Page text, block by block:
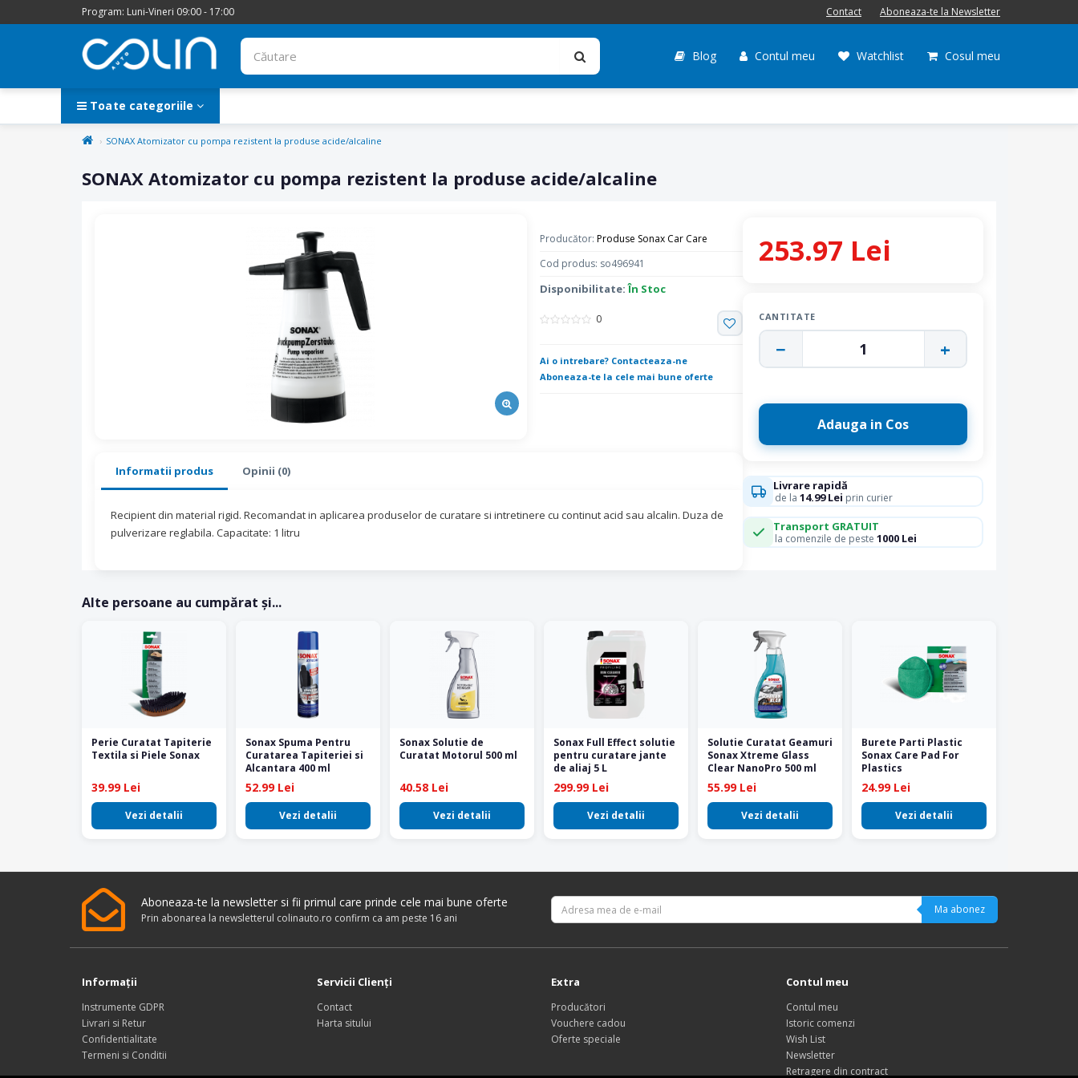
Program: Luni-Vineri 09:00 - 17:00 Contact Aboneaza-te la Newsletter
Blog Contul meu Watchlist Cosul meu
Toate categoriile
SONAX Atomizator cu pompa rezistent la produse acide/alcaline
SONAX Atomizator cu pompa rezistent la produse acide/alcaline
Producător: Produse Sonax Car Care
Cod produs: so496941
Disponibilitate:În Stoc
0
Ai o intrebare? Contacteaza-ne
Aboneaza-te la cele mai bune oferte
Informatii produs Opinii (0)
Recipient din material rigid. Recomandat in aplicarea produselor de curatare si intretinere cu continut acid sau alcalin. Duza de
pulverizare reglabila. Capacitate: 1 litru
253.97 Lei
CANTITATE
− 1 +
Adauga in Cos
Livrare rapidă
de la 14.99 Lei prin curier
Transport GRATUIT
la comenzile de peste 1000 Lei
Alte persoane au cumpărat și...
Perie Curatat Tapiterie
Textila si Piele Sonax
39.99 Lei
Vezi detalii
Sonax Spuma Pentru
Curatarea Tapiteriei si
Alcantara 400 ml
52.99 Lei
Vezi detalii
Sonax Solutie de
Curatat Motorul 500 ml
40.58 Lei
Vezi detalii
Sonax Full Effect solutie
pentru curatare jante
de aliaj 5 L
299.99 Lei
Vezi detalii
Solutie Curatat Geamuri
Sonax Xtreme Glass
Clear NanoPro 500 ml
55.99 Lei
Vezi detalii
Burete Parti Plastic
Sonax Care Pad For
Plastics
24.99 Lei
Vezi detalii
Aboneaza-te la newsletter si fii primul care prinde cele mai bune oferte
Prin abonarea la newsletterul colinauto.ro confirm ca am peste 16 ani
Ma abonez
Informaţii
Instrumente GDPR
Livrari si Retur
Confidentialitate
Termeni si Conditii
Servicii Clienţi
Contact
Harta sitului
Extra
Producători
Vouchere cadou
Oferte speciale
Contul meu
Contul meu
Istoric comenzi
Wish List
Newsletter
Retragere din contract